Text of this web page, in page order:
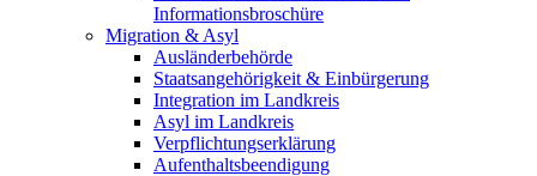
Informationsbroschüre
Migration & Asyl
Ausländerbehörde
Staatsangehörigkeit & Einbürgerung
Integration im Landkreis
Asyl im Landkreis
Verpflichtungserklärung
Aufenthaltsbeendigung